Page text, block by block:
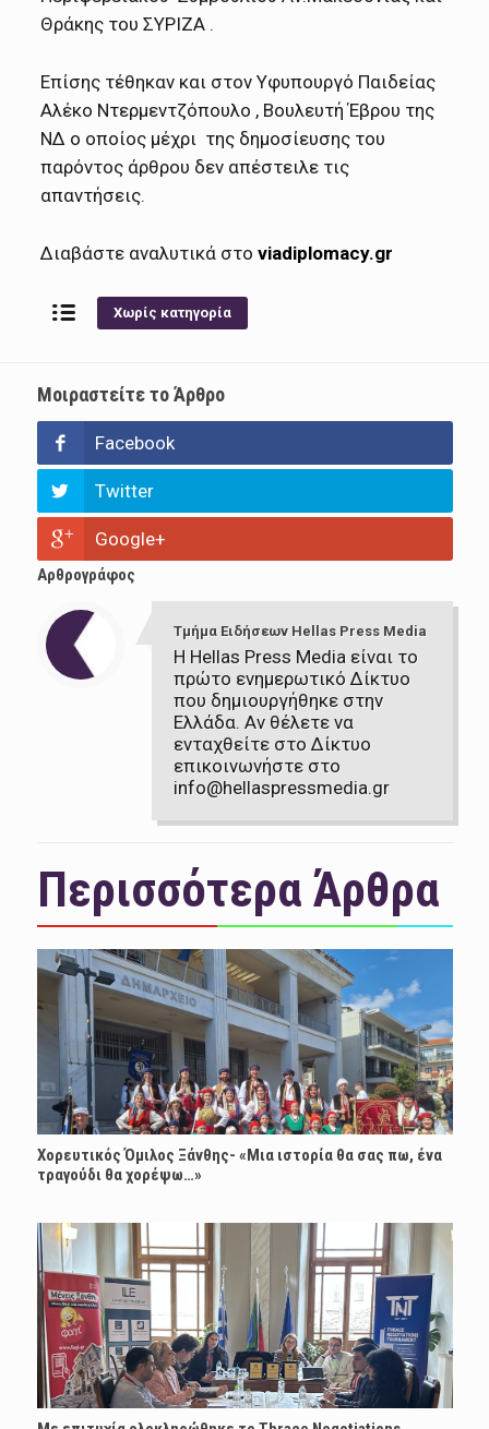
Θράκης του ΣΥΡΙΖΑ .
Επίσης τέθηκαν και στον Υφυπουργό Παιδείας
Αλέκο Ντερμεντζόπουλο , Βουλευτή Έβρου της
ΝΔ ο οποίος μέχρι της δημοσίευσης του
παρόντος άρθρου δεν απέστειλε τις
απαντήσεις.
Διαβάστε αναλυτικά στοviadiplomacy.gr
Χωρίς κατηγορία
Μοιραστείτε το Άρθρο
Facebook
Twitter
Google+
Αρθρογράφος
Τμήμα Ειδήσεων Hellas Press Media
Η Hellas Press Media είναι το
πρώτο ενημερωτικό Δίκτυο
που δημιουργήθηκε στην
Ελλάδα. Αν θέλετε να
ενταχθείτε στο Δίκτυο
επικοινωνήστε στο
info@hellaspressmedia.gr
Περισσότερα Άρθρα
Χορευτικός Όμιλος Ξάνθης- «Mια ιστορία θα σας πω, ένα
τραγούδι θα χορέψω…»